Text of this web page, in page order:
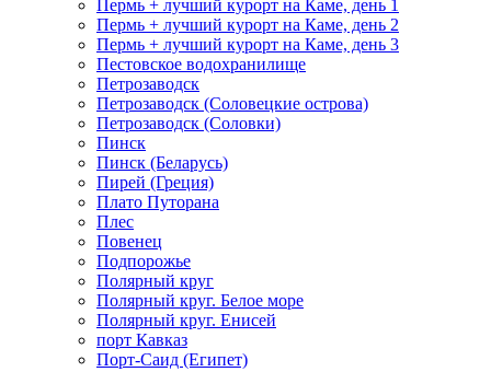
Пермь + лучший курорт на Каме, день 1
Пермь + лучший курорт на Каме, день 2
Пермь + лучший курорт на Каме, день 3
Пестовское водохранилище
Петрозаводск
Петрозаводск (Соловецкие острова)
Петрозаводск (Соловки)
Пинск
Пинск (Беларусь)
Пирей (Греция)
Плато Путорана
Плес
Повенец
Подпорожье
Полярный круг
Полярный круг. Белое море
Полярный круг. Енисей
порт Кавказ
Порт-Саид (Египет)